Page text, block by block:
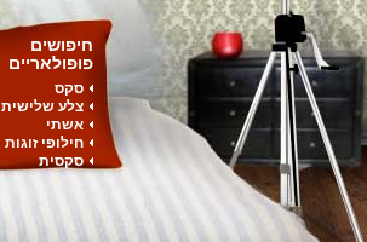
חיפושים
פופולאריים
סקס
צלע שלישית
אשתי
חילופי זוגות
סקסית